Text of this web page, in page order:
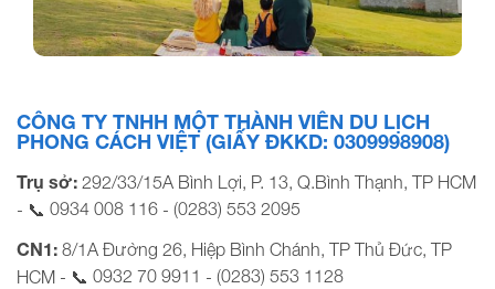
CÔNG TY TNHH MỘT THÀNH VIÊN DU LỊCH
PHONG CÁCH VIỆT (GIẤY ĐKKD: 0309998908)
Trụ sở: 292/33/15A Bình Lợi, P. 13, Q.Bình Thạnh, TP HCM
- 📞 0934 008 116 - (0283) 553 2095
CN1: 8/1A Đường 26, Hiệp Bình Chánh, TP Thủ Đức, TP
HCM - 📞 0932 70 9911 - (0283) 553 1128